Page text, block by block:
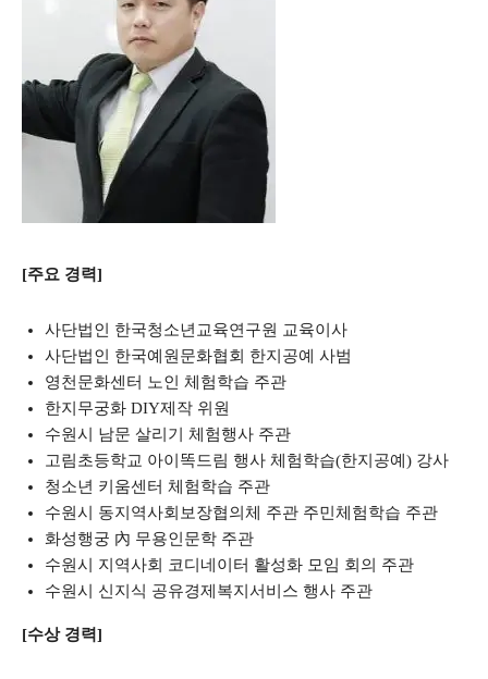
[주요 경력]
사단법인 한국청소년교육연구원 교육이사
사단법인 한국예원문화협회 한지공예 사범
영천문화센터 노인 체험학습 주관
한지무궁화 DIY제작 위원
수원시 남문 살리기 체험행사 주관
고림초등학교 아이똑드림 행사 체험학습(한지공예) 강사
청소년 키움센터 체험학습 주관
수원시 동지역사회보장협의체 주관 주민체험학습 주관
화성행궁 內 무용인문학 주관
수원시 지역사회 코디네이터 활성화 모임 회의 주관
수원시 신지식 공유경제복지서비스 행사 주관
[수상 경력]